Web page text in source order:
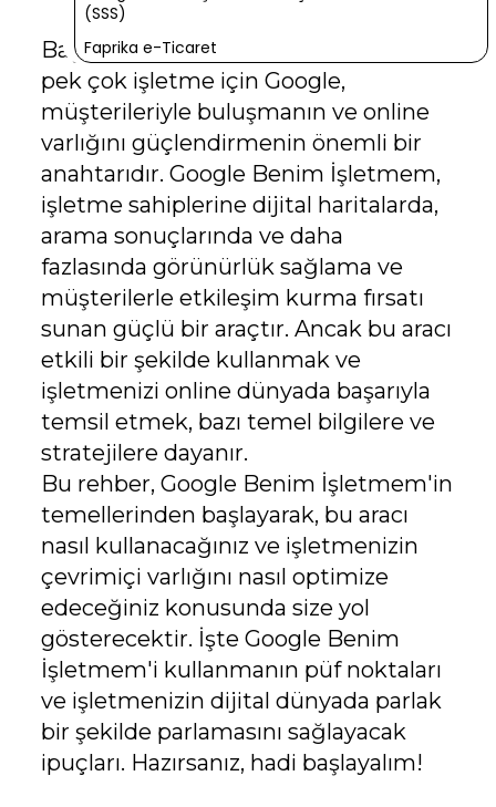
(SSS)
Faprika e-Ticaret
Başta yerel işletmeler olmak üzere
pek çok işletme için Google,
müşterileriyle buluşmanın ve online
varlığını güçlendirmenin önemli bir
anahtarıdır. Google Benim İşletmem,
işletme sahiplerine dijital haritalarda,
arama sonuçlarında ve daha
fazlasında görünürlük sağlama ve
müşterilerle etkileşim kurma fırsatı
sunan güçlü bir araçtır. Ancak bu aracı
etkili bir şekilde kullanmak ve
işletmenizi online dünyada başarıyla
temsil etmek, bazı temel bilgilere ve
stratejilere dayanır.
Bu rehber, Google Benim İşletmem'in
temellerinden başlayarak, bu aracı
nasıl kullanacağınız ve işletmenizin
çevrimiçi varlığını nasıl optimize
edeceğiniz konusunda size yol
gösterecektir. İşte Google Benim
İşletmem'i kullanmanın püf noktaları
ve işletmenizin dijital dünyada parlak
bir şekilde parlamasını sağlayacak
ipuçları. Hazırsanız, hadi başlayalım!